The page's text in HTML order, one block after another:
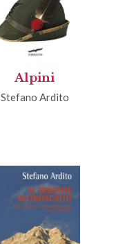
Alpini
Stefano Ardito